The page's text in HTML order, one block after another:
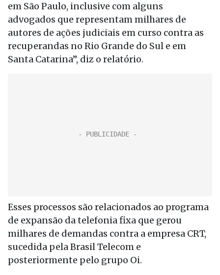
em São Paulo, inclusive com alguns
advogados que representam milhares de
autores de ações judiciais em curso contra as
recuperandas no Rio Grande do Sul e em
Santa Catarina”, diz o relatório.
Esses processos são relacionados ao programa
de expansão da telefonia fixa que gerou
milhares de demandas contra a empresa CRT,
sucedida pela Brasil Telecom e
posteriormente pelo grupo Oi.